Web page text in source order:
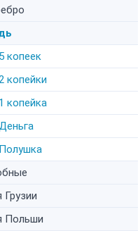
5 копеек
копейки
1 копейка
Полушка
Грузии
Польши